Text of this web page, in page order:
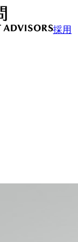
採用